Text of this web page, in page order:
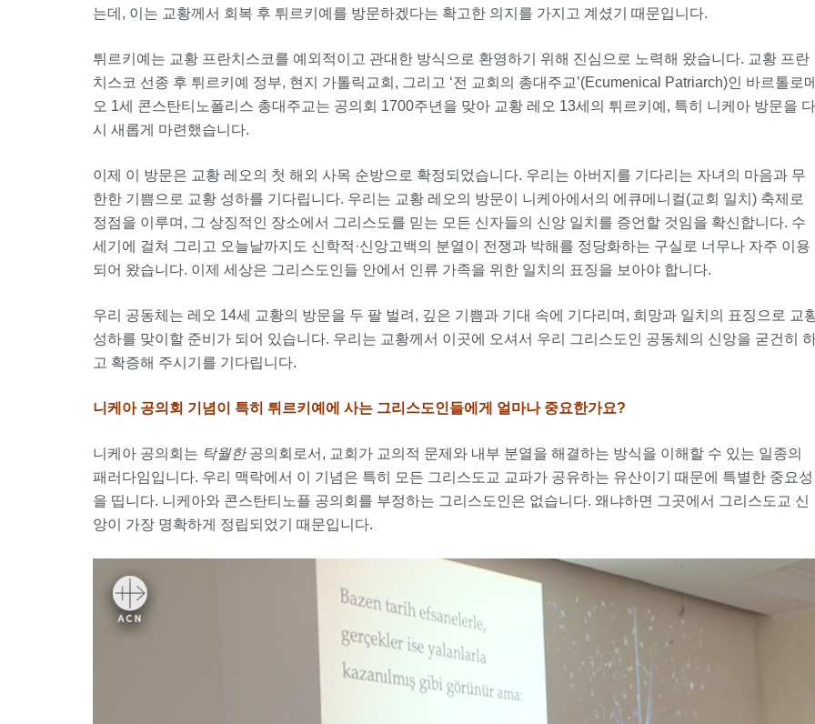
는데, 이는 교황께서 회복 후 튀르키예를 방문하겠다는 확고한 의지를 가지고 계셨기 때문입니다.
튀르키예는 교황 프란치스코를 예외적이고 관대한 방식으로 환영하기 위해 진심으로 노력해 왔습니다. 교황 프란
치스코 선종 후 튀르키예 정부, 현지 가톨릭교회, 그리고 ‘전 교회의 총대주교’(Ecumenical Patriarch)인 바르톨로
오 1세 콘스탄티노폴리스 총대주교는 공의회 1700주년을 맞아 교황 레오 13세의 튀르키예, 특히 니케아 방문을 다
시 새롭게 마련했습니다.
이제 이 방문은 교황 레오의 첫 해외 사목 순방으로 확정되었습니다. 우리는 아버지를 기다리는 자녀의 마음과 무
한한 기쁨으로 교황 성하를 기다립니다. 우리는 교황 레오의 방문이 니케아에서의 에큐메니컬(교회 일치) 축제로
정점을 이루며, 그 상징적인 장소에서 그리스도를 믿는 모든 신자들의 신앙 일치를 증언할 것임을 확신합니다. 수
세기에 걸쳐 그리고 오늘날까지도 신학적·신앙고백의 분열이 전쟁과 박해를 정당화하는 구실로 너무나 자주 이용
되어 왔습니다. 이제 세상은 그리스도인들 안에서 인류 가족을 위한 일치의 표징을 보아야 합니다.
우리 공동체는 레오 14세 교황의 방문을 두 팔 벌려, 깊은 기쁨과 기대 속에 기다리며, 희망과 일치의 표징으로 교
성하를 맞이할 준비가 되어 있습니다. 우리는 교황께서 이곳에 오셔서 우리 그리스도인 공동체의 신앙을 굳건히
고 확증해 주시기를 기다립니다.
니케아 공의회 기념이 특히 튀르키예에 사는 그리스도인들에게 얼마나 중요한가요?
니케아 공의회는 탁월한공의회로서, 교회가 교의적 문제와 내부 분열을 해결하는 방식을 이해할 수 있는 일종의
패러다임입니다. 우리 맥락에서 이 기념은 특히 모든 그리스도교 교파가 공유하는 유산이기 때문에 특별한 중요성
을 띱니다. 니케아와 콘스탄티노플 공의회를 부정하는 그리스도인은 없습니다. 왜냐하면 그곳에서 그리스도교 신
앙이 가장 명확하게 정립되었기 때문입니다.